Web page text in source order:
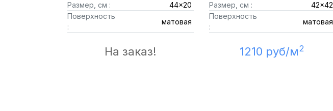
Размер, см :
44x20
Поверхность
:
матовая
На заказ!
Размер, см :
42x42
Поверхность
:
матовая
1210 руб/м2